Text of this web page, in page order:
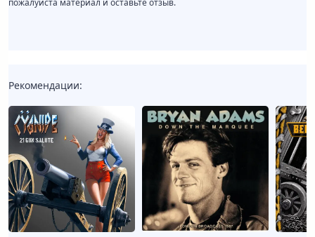
пожалуйста материал и оставьте отзыв.
Рекомендации: